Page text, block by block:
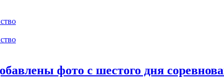
фото с шестого дня